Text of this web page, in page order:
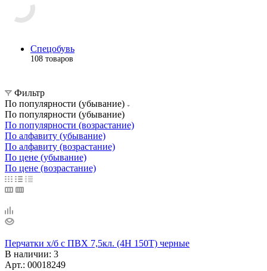
Спецобувь
108 товаров
Фильтр
По популярности (убывание)
По популярности (убывание)
По популярности (возрастание)
По алфавиту (убывание)
По алфавиту (возрастание)
По цене (убывание)
По цене (возрастание)
Перчатки х/б с ПВХ 7,5кл. (4Н 150Т) черные
В наличии: 3
Арт.: 00018249